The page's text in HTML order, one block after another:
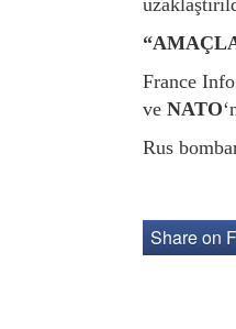
France
ve NATO
Rus
Share on